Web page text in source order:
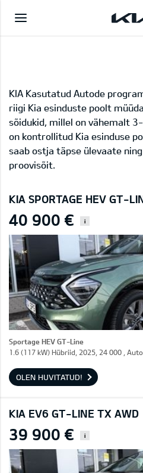
KIA Kasutatud Autode
riigi Kia esinduste poolt
sõidukid, millel on vähemalt
on kontrollitud Kia esinduse
saab ostja täpse ülevaate
proovisõit.
KIA SPORTAGE HEV GT-
40 900 € i
Sportage HEV GT-Line
1.6 (117 kW) Hübriid, 2025, 24 000 ,
OLEN HUVITATUD!
KIA EV6 GT-LINE TX AWD
39 900 € i